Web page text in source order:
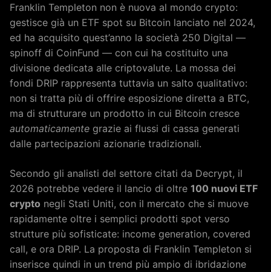
Franklin Templeton non è nuova al mondo crypto:
gestisce già un ETF spot su Bitcoin lanciato nel 2024,
ed ha acquisito quest’anno la società 250 Digital —
spinoff di CoinFund — con cui ha costituito una
divisione dedicata alle criptovalute. La mossa dei
fondi DRIP rappresenta tuttavia un salto qualitativo:
non si tratta più di offrire esposizione diretta a BTC,
ma di strutturare un prodotto in cui Bitcoin cresce
automaticamente grazie ai flussi di cassa generati
dalle partecipazioni azionarie tradizionali.
Secondo gli analisti del settore citati da Decrypt, il
2026 potrebbe vedere il lancio di oltre 100 nuovi ETF
crypto negli Stati Uniti, con il mercato che si muove
rapidamente oltre i semplici prodotti spot verso
strutture più sofisticate: income generation, covered
call, e ora DRIP. La proposta di Franklin Templeton si
inserisce quindi in un trend più ampio di ibridazione